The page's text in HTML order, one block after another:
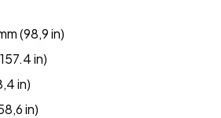
(98,9 in)
in)
in)
in)